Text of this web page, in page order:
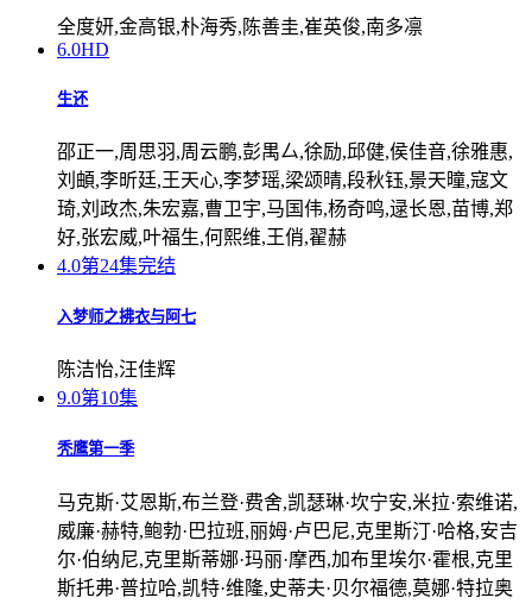
全度妍,金高银,朴海秀,陈善圭,崔英俊,南多凛
6.0HD
生还
邵正一,周思羽,周云鹏,彭禺厶,徐励,邱健,侯佳音,徐雅惠,
刘頔,李昕廷,王天心,李梦瑶,梁颂晴,段秋钰,景天曈,寇文
琦,刘政杰,朱宏嘉,曹卫宇,马国伟,杨奇鸣,逯长恩,苗博,郑
好,张宏威,叶福生,何熙维,王俏,翟赫
4.0第24集完结
入梦师之拂衣与阿七
陈洁怡,汪佳辉
9.0第10集
秃鹰第一季
马克斯·艾恩斯,布兰登·费舍,凯瑟琳·坎宁安,米拉·索维诺,
威廉·赫特,鲍勃·巴拉班,丽姆·卢巴尼,克里斯汀·哈格,安吉
尔·伯纳尼,克里斯蒂娜·玛丽·摩西,加布里埃尔·霍根,克里
斯托弗·普拉哈,凯特·维隆,史蒂夫·贝尔福德,莫娜·特拉奥